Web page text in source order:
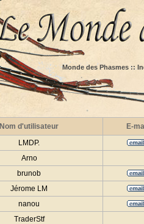
Monde des Phasmes ::
Nom d'utilisateur E-
LMDP.
Arno
brunob
Jérome LM
nanou
TraderStf